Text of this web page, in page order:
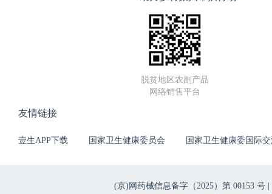
脱贫地区农副产品
网络销售平台
友情链接
壹生APP下载 国家卫生健康委员会 国家卫生健康委国际
(京)网药械信息备字（2025）第 00153 号 |